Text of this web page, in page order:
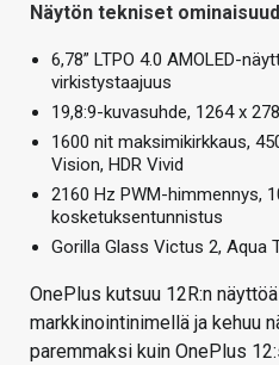
Näytön tekniset
6,78” LTPO 4.0 AMOLED-
virkistystaajuus
19,8:9-kuvasuhde, 1264 x
1600 nit maksimikirkkaus,
Vision, HDR Vivid
2160 Hz PWM-himmennys,
kosketuksentunnistus
Gorilla Glass Victus 2, Aqua
OnePlus kutsuu 12R:n
markkinointinimellä ja kehuu
paremmaksi kuin OnePlus